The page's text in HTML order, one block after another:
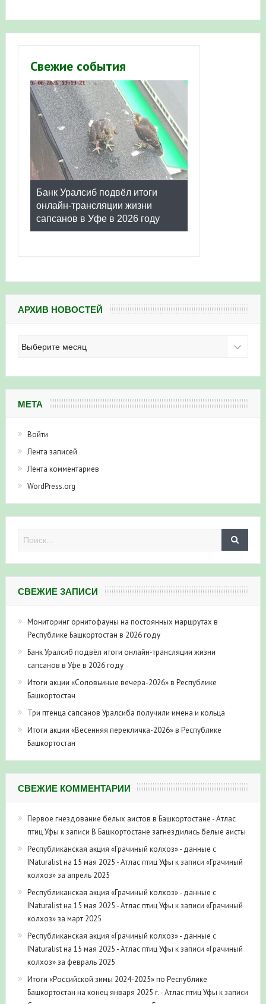
Свежие события
Банк Уралсиб подвёл итоги
онлайн-трансляции жизни
сапсанов в Уфе в 2026 году
АРХИВ НОВОСТЕЙ
новостей
МЕТА
Войти
Лента записей
Лента комментариев
WordPress.org
СВЕЖИЕ ЗАПИСИ
Мониторинг орнитофауны на постоянных маршрутах в
Республике Башкортостан в 2026 году
Банк Уралсиб подвёл итоги онлайн-трансляции жизни
сапсанов в Уфе в 2026 году
Итоги акции «Соловьиные вечера-2026» в Республике
Башкортостан
Три птенца сапсанов Уралсиба получили имена и кольца
Итоги акции «Весенняя перекличка-2026» в Республике
Башкортостан
СВЕЖИЕ КОММЕНТАРИИ
Первое гнездование белых аистов в Башкортостане - Атлас
птиц Уфы к записи В Башкортостане загнездились белые аисты
Республиканская акция «Грачиный колхоз» - данные с
INaturalist на 15 мая 2025 - Атлас птиц Уфы к записи «Грачиный
колхоз» за апрель 2025
Республиканская акция «Грачиный колхоз» - данные с
INaturalist на 15 мая 2025 - Атлас птиц Уфы к записи «Грачиный
колхоз» за март 2025
Республиканская акция «Грачиный колхоз» - данные с
INaturalist на 15 мая 2025 - Атлас птиц Уфы к записи «Грачиный
колхоз» за февраль 2025
Итоги «Российской зимы 2024-2025» по Республике
Башкортостан на конец января 2025 г. - Атлас птиц Уфы к записи